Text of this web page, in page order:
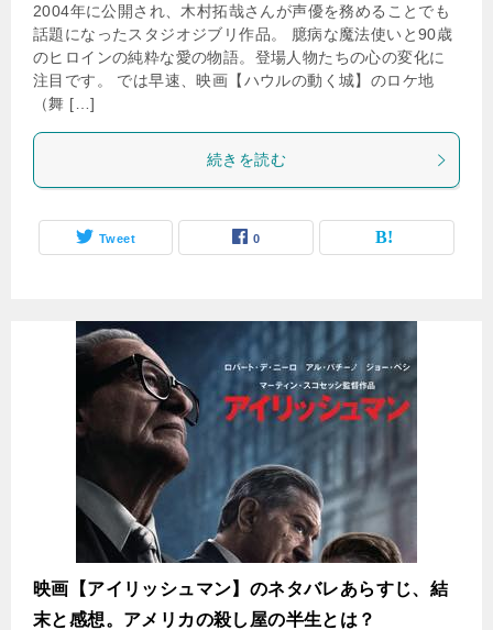
2004年に公開され、木村拓哉さんが声優を務めることでも
話題になったスタジオジブリ作品。 臆病な魔法使いと90歳
のヒロインの純粋な愛の物語。登場人物たちの心の変化に
注目です。 では早速、映画【ハウルの動く城】のロケ地
（舞 […]
続きを読む
Tweet 0
映画【アイリッシュマン】のネタバレあらすじ、結
末と感想。アメリカの殺し屋の半生とは？